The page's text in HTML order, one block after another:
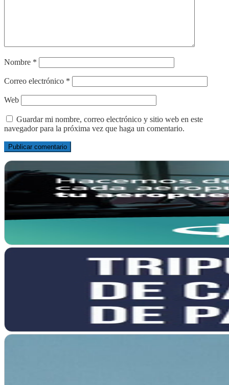
Nombre *
Correo electrónico *
Web
Guardar mi nombre, correo electrónico y sitio web en este
navegador para la próxima vez que haga un comentario.